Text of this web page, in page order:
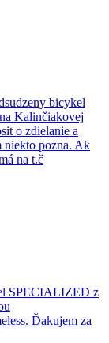
bicykel
Kalinčiakovej
o zdielanie a
niekto pozna. Ak
na t.č
SPECIALIZED z
Ďakujem za